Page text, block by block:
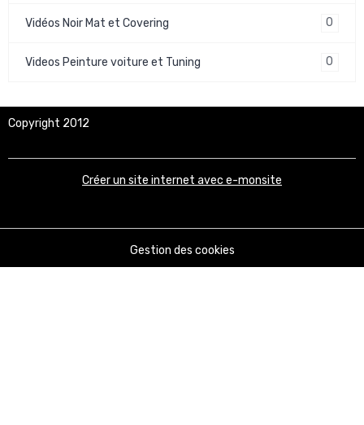
Vidéos Noir Mat et Covering 0
Videos Peinture voiture et Tuning 0
Copyright 2012
Créer un site internet avec e-monsite
Gestion des cookies